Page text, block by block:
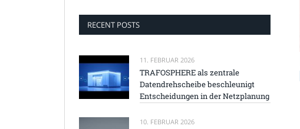
RECENT POSTS
11. FEBRUAR 2026
TRAFOSPHERE als zentrale
Datendrehscheibe beschleunigt
Entscheidungen in der Netzplanung
10. FEBRUAR 2026